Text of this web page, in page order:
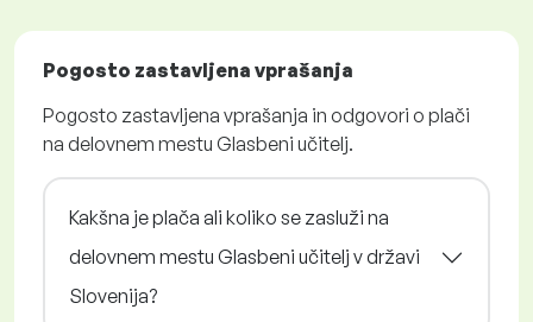
Pogosto zastavljena vprašanja
Pogosto zastavljena vprašanja in odgovori o plači
na delovnem mestu Glasbeni učitelj.
Kakšna je plača ali koliko se zasluži na
delovnem mestu Glasbeni učitelj v državi
Slovenija?